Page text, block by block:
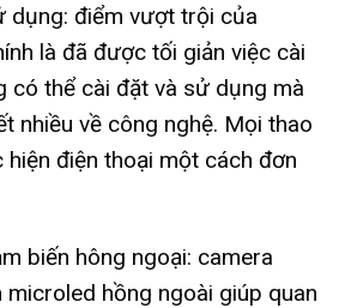
dụng: điểm vượt trội của
là đã được tối giản việc cài
có thể cài đặt và sử dụng mà
nhiều về công nghệ. Mọi thao
điện thoại một cách đơn
biến hông ngoại: camera
hồng ngoài giúp quan